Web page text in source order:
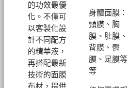
的功效最優
化。不僅可
以客製化設
計不同配方
的精華液，
再搭配最新
技術的面膜
布材，提供
身體面膜：
頸膜、胸
膜、肚膜、
背膜、臀
膜、足膜等
等